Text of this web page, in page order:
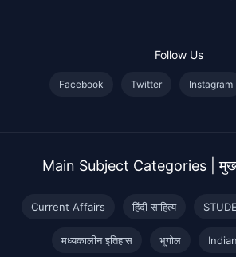
Follow Us
Facebook Twitter Instagram
Main Subject Categories | मुख्य
Current Affairs हिंदी साहित्य
मध्यकालीन इतिहास भूगोल